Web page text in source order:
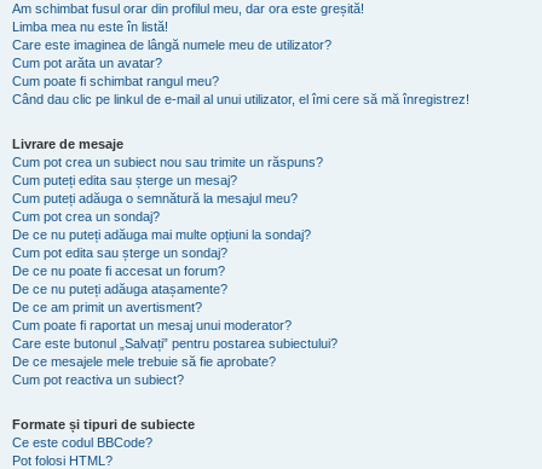
Am schimbat fusul orar din profilul meu, dar ora este greșită!
Limba mea nu este în listă!
Care este imaginea de lângă numele meu de utilizator?
Cum pot arăta un avatar?
Cum poate fi schimbat rangul meu?
Când dau clic pe linkul de e-mail al unui utilizator, el îmi cere să mă înregistrez!
Livrare de mesaje
Cum pot crea un subiect nou sau trimite un răspuns?
Cum puteți edita sau șterge un mesaj?
Cum puteți adăuga o semnătură la mesajul meu?
Cum pot crea un sondaj?
De ce nu puteți adăuga mai multe opțiuni la sondaj?
Cum pot edita sau șterge un sondaj?
De ce nu poate fi accesat un forum?
De ce nu puteți adăuga atașamente?
De ce am primit un avertisment?
Cum poate fi raportat un mesaj unui moderator?
Care este butonul „Salvați” pentru postarea subiectului?
De ce mesajele mele trebuie să fie aprobate?
Cum pot reactiva un subiect?
Formate și tipuri de subiecte
Ce este codul BBCode?
Pot folosi HTML?